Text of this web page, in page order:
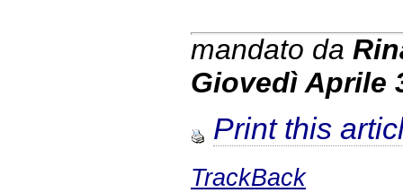
mandato da
Giovedì Aprile
Print this
TrackBack